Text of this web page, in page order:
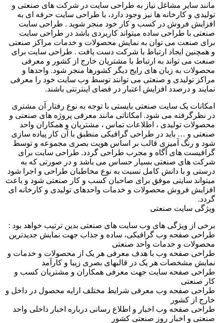
مانند سایر مشاغل نیاز به طراحی سایت در شرکت های صنعتی و
تولیدی و کارخانه ها نیز وجود دارد، با طراحی سایت حرفه ای به
افزایش فروش در کسب و کار خود منجر شوید . طراحی سایت
صنعتی با طراحی ساده میتواند کاربردی باشد در طراحی سایت
برای صنعت می توان به نمایش محصولات و خدمات مراکز صنعتی
و همچنین ایجاد ارتباط با شرکت دست یافت . طراحی سایت برای
صنعت می تواند به ارتباط با مشتریان خارج از کشور و معرفی
محصولات به زبان های رایج دیگر کشورها منجر شود. واحدها و
مراکز تولیدی و صنعتی می توانند توسط وب سایت خود را معرفی
نمایند و درصدد افزایش اعتبار در فضای اینترنتی باشند.
امکانات یک سایت صنعتی بایستی با توجه به نوع رفتار آن مشتری
در نظرگرفته می شود. امکاناتی مانند معرفی پروژه های صنعتی و
محصولات تولیدی ، اطلاعات تماس ، مشتریان و همکاران واحد
صنعتی و … باید در طراحی گرافیکی منطبق با آن کار پیاده سازی
شود و رنگ آمیزی قالب بر اساس هویت بصری مجموعه و توسط
گرافیست های آگاه و مجرب طراحی گردد. طراحی سایت برای
شرکت های صنعتی بسیار حساس می باشد و در صورتی که به
درستی و با دانش کامل نسبت به نوع مخاطبان طراحی و اجرا شود
میتواند سایتی موفق برای صاحبان کسب و کار صنعتی شود و باعث
افزایش فروش محصولات و خدمات واحدهای تولیدی و کارخانه ای
گردد.
ویژگی سایت صنعتی
برخی از ویژگی های وب سایت های صنعتی بدین ترتیب خواهد بود :
طراحی صفحه وب گرافیکی، ساده و جذاب جهت نمایش جدیدترین
محصولات و خدمات واحد صنعتی
طراحی صفحه وب با هدف معرفی هر یک از محصولات و خدمات و
نمایش مشخصات هر یک در قالبهای بصری زیبا و کارآمد
طراحی صفحه سایت جهت معرفی همکاران و مشتریان کسب و
کار صنعتی
طراحی صفحه وب معرفی شرایط مختلف ارایه محصول در داخل و
خارج از کشور
طراحی صفحه وب اخبار و اطلاع رسانی درباره اخبار داخلی واحد
صنعتی و اخبار روز صنعتی کشور